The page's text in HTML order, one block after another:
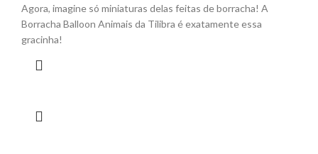
Agora, imagine só miniaturas delas feitas de borracha! A
Borracha Balloon Animais da Tilibra é exatamente essa
gracinha!